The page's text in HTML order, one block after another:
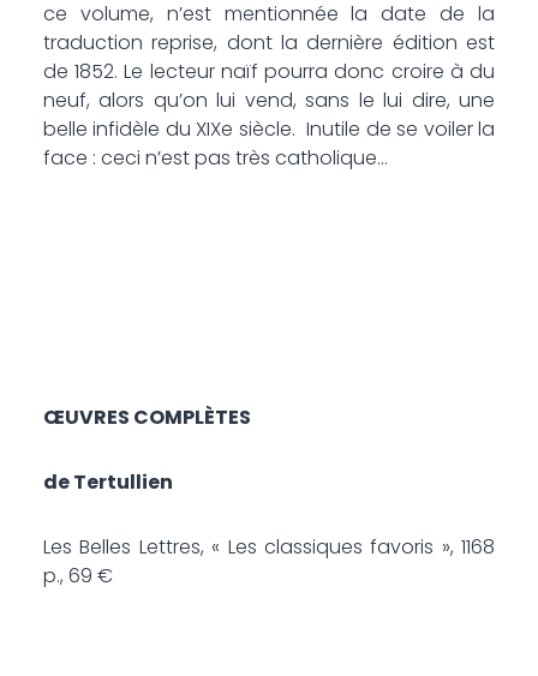
ce volume, n’est mentionnée la date de la
traduction reprise, dont la dernière édition est
de 1852. Le lecteur naïf pourra donc croire à du
neuf, alors qu’on lui vend, sans le lui dire, une
belle infidèle du XIXe siècle. Inutile de se voiler la
face : ceci n’est pas très catholique…
ŒUVRES COMPLÈTES
de Tertullien
Les Belles Lettres, « Les classiques favoris », 1168
p., 69 €